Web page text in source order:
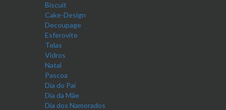
Biscuit
Cake-Design
Decoupage
Esferovite
Telas
Vidros
Natal
Pascoa
Dia do Pai
Dia da Mãe
Dia dos Namorados